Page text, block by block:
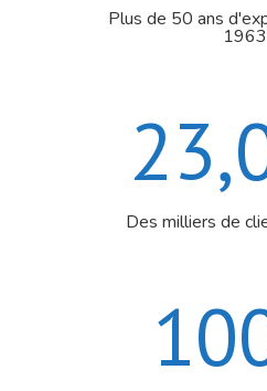
Plus de 50 ans
Des milliers de